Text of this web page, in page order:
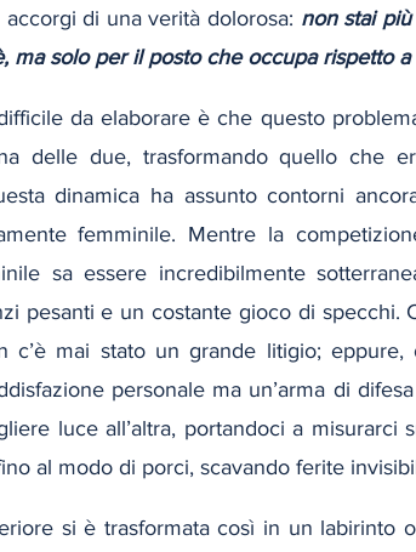
di una verità dolorosa: non stai
ma solo per il posto che occupa rispetto a
da elaborare è che questo
delle due, trasformando quello che
dinamica ha assunto contorni
femminile. Mentre la
sa essere incredibilmente
pesanti e un costante gioco di specchi.
c’è mai stato un grande litigio;
personale ma un’arma di
luce all’altra, portandoci a
al modo di porci, scavando ferite
si è trasformata così in un labirinto